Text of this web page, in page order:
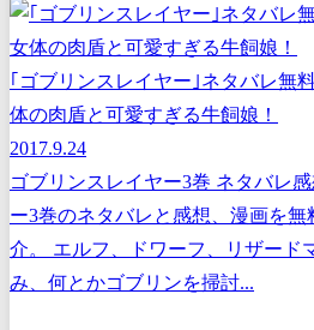
｢ゴブリンスレイヤー｣ネタバレ無
体の肉盾と可愛すぎる牛飼娘！
2017.9.24
ゴブリンスレイヤー3巻 ネタバレ
ー3巻のネタバレと感想、漫画を
介。 エルフ、ドワーフ、リザード
み、何とかゴブリンを掃討...